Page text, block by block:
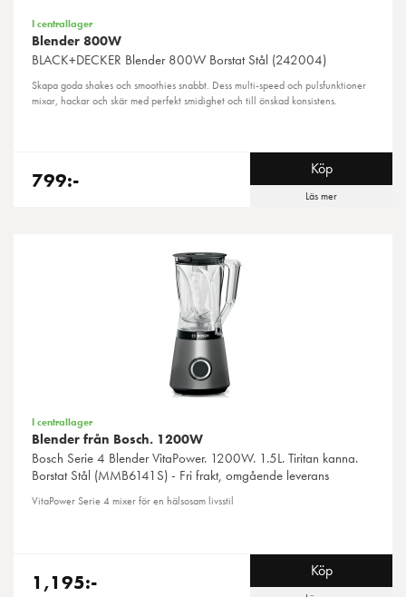
I centrallager
Blender 800W
BLACK+DECKER Blender 800W Borstat Stål (242004)
Skapa goda shakes och smoothies snabbt. Dess multi-speed och pulsfunktioner
mixar, hackar och skär med perfekt smidighet och till önskad konsistens.
799:- Köp
Läs mer
I centrallager
Blender från Bosch. 1200W
Bosch Serie 4 Blender VitaPower. 1200W. 1.5L. Tiritan kanna.
Borstat Stål (MMB6141S) - Fri frakt, omgående leverans
VitaPower Serie 4 mixer för en hälsosam livsstil
1,195:- Köp